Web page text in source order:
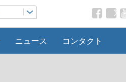
ニュース コンタクト